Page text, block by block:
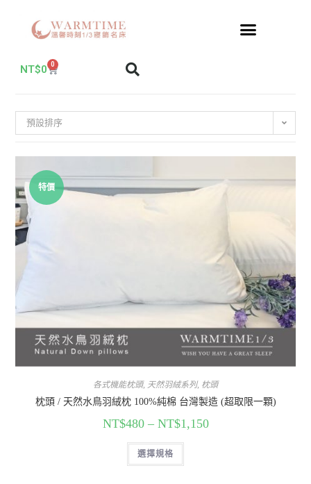
NT$0 0
預設排序
特價
各式機能枕頭, 天然羽絨系列, 枕頭
枕頭 / 天然水鳥羽絨枕 100%純棉 台灣製造 (超取限一顆)
NT$480– NT$1,150
選擇規格